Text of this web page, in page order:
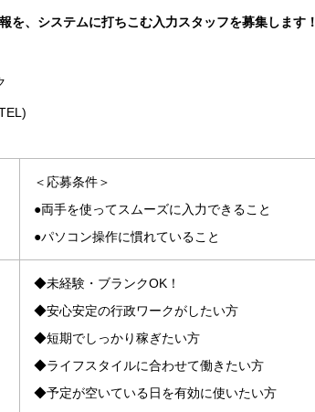
を、システムに打ちこむ入力スタッフを募集します！
＜応募条件＞
●両手を使ってスムーズに入力できること
●パソコン操作に慣れていること
◆未経験・ブランクOK！
◆安心安定の行政ワークがしたい方
◆短期でしっかり稼ぎたい方
◆ライフスタイルに合わせて働きたい方
◆予定が空いている日を有効に使いたい方